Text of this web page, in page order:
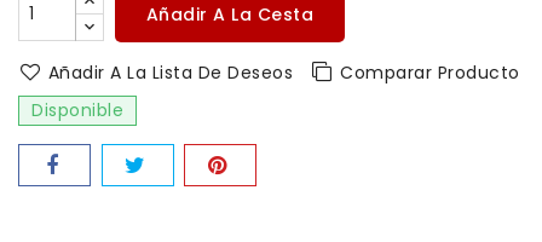
Añadir A La Cesta
Añadir A La Lista De Deseos
Comparar Producto
Disponible